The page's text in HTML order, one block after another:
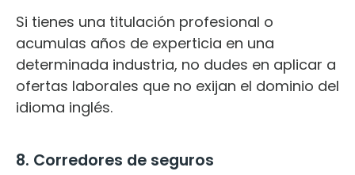
Si tienes una titulación profesional o
acumulas años de experticia en una
determinada industria, no dudes en aplicar a
ofertas laborales que no exijan el dominio del
idioma inglés.
8. Corredores de seguros